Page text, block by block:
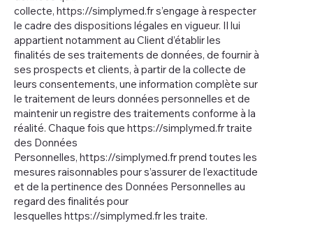
collecte, https://simplymed.frs’engage à respecter
le cadre des dispositions légales en vigueur. Il lui
appartient notamment au Client d’établir les
finalités de ses traitements de données, de fournir à
ses prospects et clients, à partir de la collecte de
leurs consentements, une information complète sur
le traitement de leurs données personnelles et de
maintenir un registre des traitements conforme à la
réalité. Chaque fois que https://simplymed.frtraite
des Données
Personnelles, https://simplymed.frprend toutes les
mesures raisonnables pour s’assurer de l’exactitude
et de la pertinence des Données Personnelles au
regard des finalités pour
lesquelles https://simplymed.frles traite.